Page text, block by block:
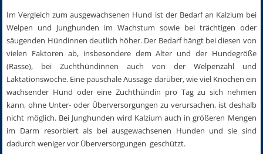
Im Vergleich zum ausgewachsenen Hund ist der Bedarf an Kalzium bei
Welpen und Junghunden im Wachstum sowie bei trächtigen oder
säugenden Hündinnen deutlich höher. Der Bedarf hängt bei diesen von
vielen Faktoren ab, insbesondere dem Alter und der Hundegröße
(Rasse), bei Zuchthündinnen auch von der Welpenzahl und
Laktationswoche. Eine pauschale Aussage darüber, wie viel Knochen ein
wachsender Hund oder eine Zuchthündin pro Tag zu sich nehmen
kann, ohne Unter- oder Überversorgungen zu verursachen, ist deshalb
nicht möglich. Bei Junghunden wird Kalzium auch in größeren Mengen
im Darm resorbiert als bei ausgewachsenen Hunden und sie sind
dadurch weniger vor Überversorgungen geschützt.